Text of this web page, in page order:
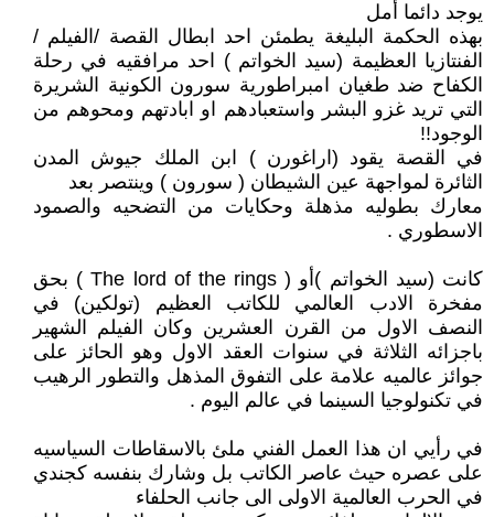
يوجد دائما أمل
بهذه الحكمة البليغة يطمئن احد ابطال القصة /الفيلم /
الفنتازيا العظيمة (سيد الخواتم ) احد مرافقيه في رحلة
الكفاح ضد طغيان امبراطورية سورون الكونية الشريرة
التي تريد غزو البشر واستعبادهم او ابادتهم ومحوهم من
الوجود!!
في القصة يقود (اراغورن ) ابن الملك جيوش المدن
الثائرة لمواجهة عين الشيطان ( سورون ) وينتصر بعد
معارك بطوليه مذهلة وحكايات من التضحيه والصمود
الاسطوري .
كانت (سيد الخواتم )أو ( The lord of the rings ) بحق
مفخرة الادب العالمي للكاتب العظيم (تولكين) في
النصف الاول من القرن العشرين وكان الفيلم الشهير
باجزائه الثلاثة في سنوات العقد الاول وهو الحائز على
جوائز عالميه علامة على التفوق المذهل والتطور الرهيب
في تكنولوجيا السينما في عالم اليوم .
في رأيي ان هذا العمل الفني ملئ بالاسقاطات السياسيه
على عصره حيث عاصر الكاتب بل وشارك بنفسه كجندي
في الحرب العالمية الاولى الى جانب الحلفاء